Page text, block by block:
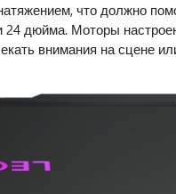
что должно
24 дюйма. Моторы
внимания на сцене